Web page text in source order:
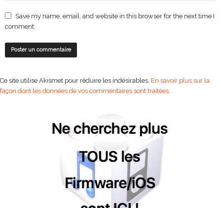
Save my name, email, and website in this browser for the next time I
comment.
Ce site utilise Akismet pour réduire les indésirables. En savoir plus sur la
façon dont les données de vos commentaires sont traitées